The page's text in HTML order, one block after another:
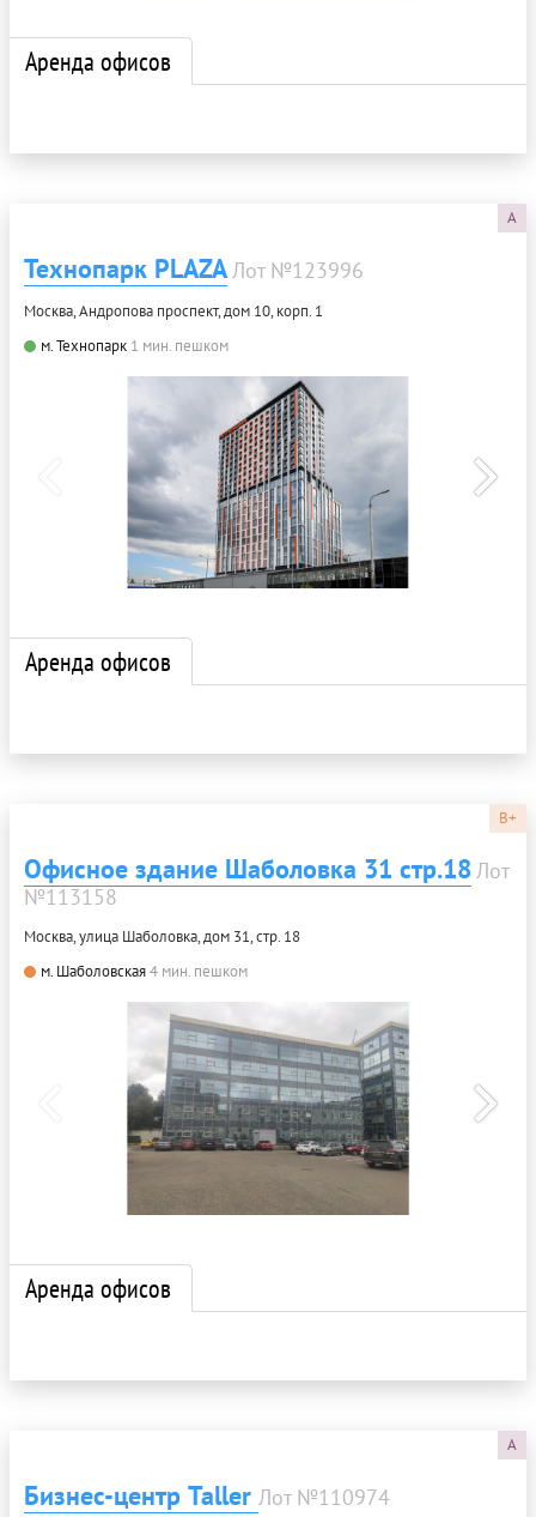
Аренда офисов
A
Технопарк PLAZA Лот №123996
Москва, Андропова проспект, дом 10, корп. 1
м. Технопарк 1 мин. пешком
Аренда офисов
B+
Офисное здание Шаболовка 31 стр.18Лот
№113158
Москва, улица Шаболовка, дом 31, стр. 18
м. Шаболовская4 мин. пешком
Аренда офисов
A
Бизнес-центр Taller Лот №110974